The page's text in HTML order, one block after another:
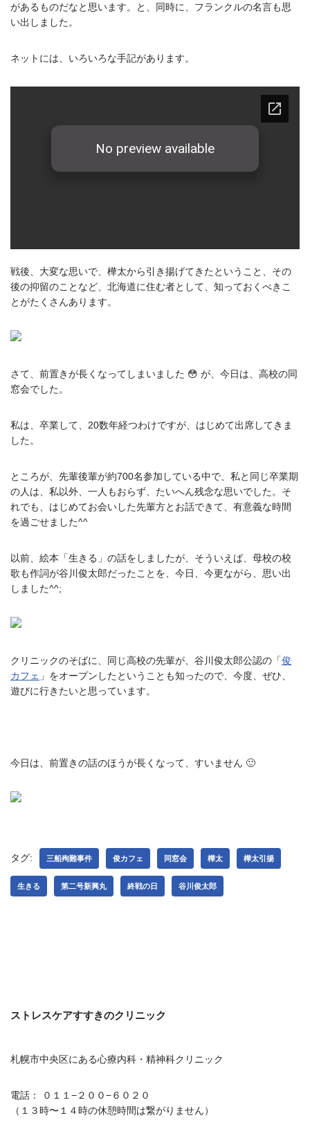
があるものだなと思います。と、同時に、フランクルの名言も思
い出しました。
ネットには、いろいろな手記があります。
戦後、大変な思いで、樺太から引き揚げてきたということ、その
後の抑留のことなど、北海道に住む者として、知っておくべきこ
とがたくさんあります。
さて、前置きが長くなってしまいました 😳 が、今日は、高校の同
窓会でした。
私は、卒業して、20数年経つわけですが、はじめて出席してきま
した。
ところが、先輩後輩が約700名参加している中で、私と同じ卒業期
の人は、私以外、一人もおらず、たいへん残念な思いでした。そ
れでも、はじめてお会いした先輩方とお話できて、有意義な時間
を過ごせました^^
以前、絵本「生きる」の話をしましたが、そういえば、母校の校
歌も作詞が谷川俊太郎だったことを、今日、今更ながら、思い出
しました^^;
クリニックのそばに、同じ高校の先輩が、谷川俊太郎公認の「俊
カフェ 」をオープンしたということも知ったので、今度、ぜひ、
遊びに行きたいと思っています。
今日は、前置きの話のほうが長くなって、すいません 🙂
タグ: 三船殉難事件 俊カフェ 同窓会 樺太 樺太引揚
生きる 第二号新興丸 終戦の日 谷川俊太郎
ストレスケアすすきのクリニック
札幌市中央区にある心療内科・精神科クリニック
電話： ０１１−２００−６０２０
（１３時〜１４時の休憩時間は繋がりません）